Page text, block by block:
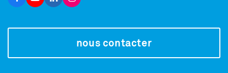
nous contacter